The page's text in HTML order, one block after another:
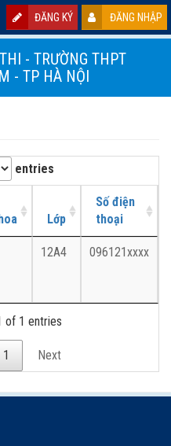
ĐĂNG KÝ ĐĂNG NHẬP
- TRƯỜNG THPT
- TP HÀ NỘI
entries
Lớp
Số điện
thoại
12A4 096121xxxx
of 1 entries
1 Next